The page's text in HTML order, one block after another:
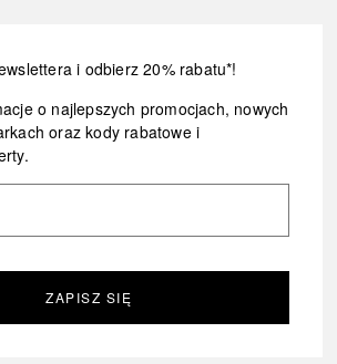
i odbierz 20% rabatu*!
o najlepszych promocjach, nowych
oraz kody rabatowe i
ZAPISZ SIĘ